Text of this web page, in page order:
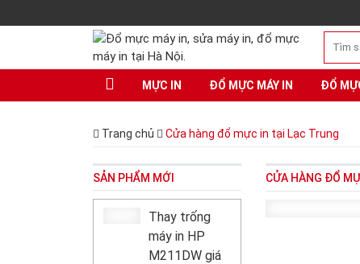
MỰC IN ĐỔ MỰC MÁY IN ĐỔ
Trang chủ Cửa hàng đổ mực in tại Lạc Trung
SẢN PHẨM MỚI
Thay trống
máy in HP
M211DW giá
CỬA HÀNG ĐỔ